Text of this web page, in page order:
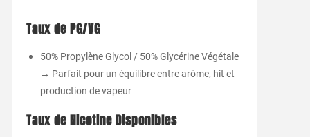
Taux de PG/VG
50% Propylène Glycol / 50% Glycérine Végétale
→ Parfait pour un équilibre entre arôme, hit et
production de vapeur
Taux de Nicotine Disponibles